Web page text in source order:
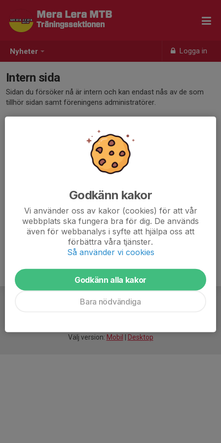
Nyheter Logga in
Mera Lera MTB
Träningssektionen
Intern sida
Sidan du försöker nå är intern och kan endast nås av de som
tillhör sidan samt föreningens administratörer.
Välj version: Mobil Desktop
Godkänn kakor
Vi använder oss av kakor (cookies) för att vår
webbplats ska fungera bra för dig. De används
även för webbanalys i syfte att hjälpa oss att
förbättra våra tjänster.
Så använder vi cookies
Godkänn alla kakor
Bara nödvändiga